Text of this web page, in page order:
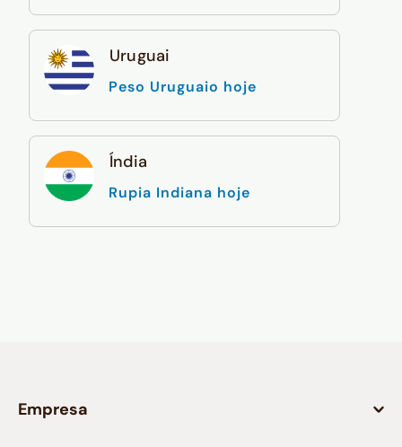
Uruguai
Peso Uruguaio hoje
Índia
Rupia Indiana hoje
Empresa